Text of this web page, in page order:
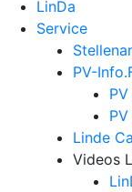
LinDa
Service
PV-
Linde
Videos